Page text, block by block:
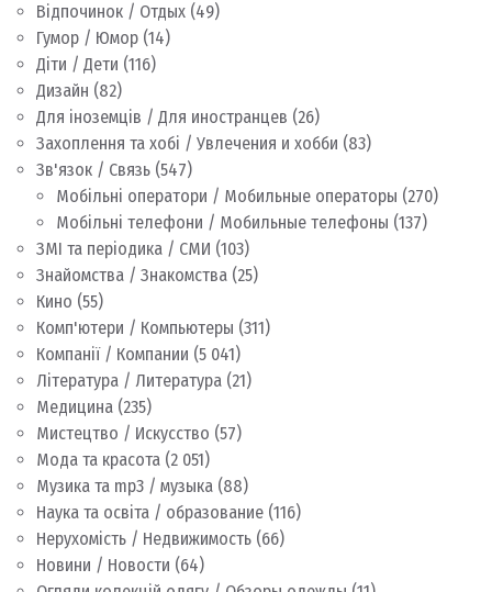
Відпочинок / Отдых (49)
Гумор / Юмор (14)
Діти / Дети (116)
Дизайн (82)
Для іноземців / Для иностранцев (26)
Захоплення та хобі / Увлечения и хобби (83)
Зв'язок / Связь (547)
Мобільні оператори / Мобильные операторы (270)
Мобільні телефони / Мобильные телефоны (137)
ЗМІ та періодика / СМИ (103)
Знайомства / Знакомства (25)
Кино (55)
Комп'ютери / Компьютеры (311)
Компанії / Компании (5 041)
Література / Литература (21)
Медицина (235)
Мистецтво / Искусство (57)
Мода та красота (2 051)
Музика та mp3 / музыка (88)
Наука та освіта / образование (116)
Нерухомість / Недвижимость (66)
Новини / Новости (64)